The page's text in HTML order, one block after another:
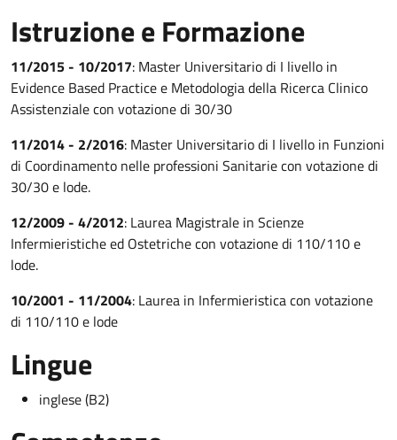
Istruzione e Formazione
11/2015 - 10/2017: Master Universitario di I livello in
Evidence Based Practice e Metodologia della Ricerca Clinico
Assistenziale con votazione di 30/30
11/2014 - 2/2016: Master Universitario di I livello in Funzioni
di Coordinamento nelle professioni Sanitarie con votazione di
30/30 e lode.
12/2009 - 4/2012: Laurea Magistrale in Scienze
Infermieristiche ed Ostetriche con votazione di 110/110 e
lode.
10/2001 - 11/2004: Laurea in Infermieristica con votazione
di 110/110 e lode
Lingue
inglese (B2)